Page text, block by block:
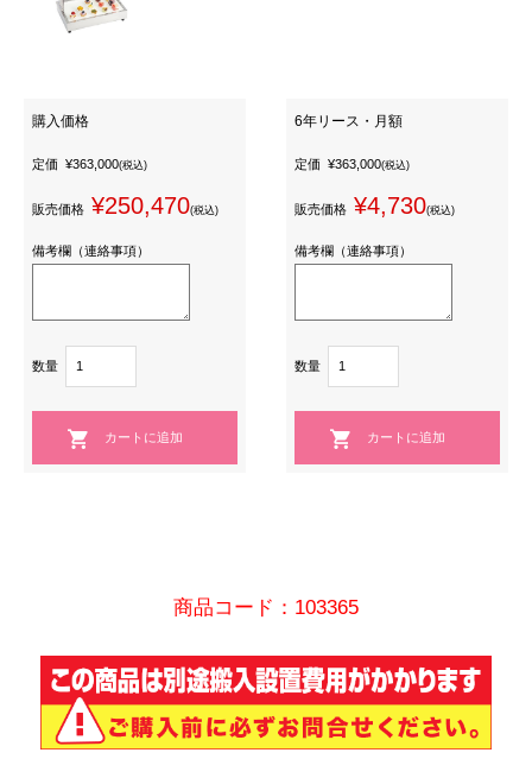
購入価格
定価 ¥363,000(税込)
販売価格 ¥250,470(税込)
備考欄（連絡事項）
数量
6年リース・月額
定価 ¥363,000(税込)
販売価格 ¥4,730(税込)
備考欄（連絡事項）
数量
商品コード：103365